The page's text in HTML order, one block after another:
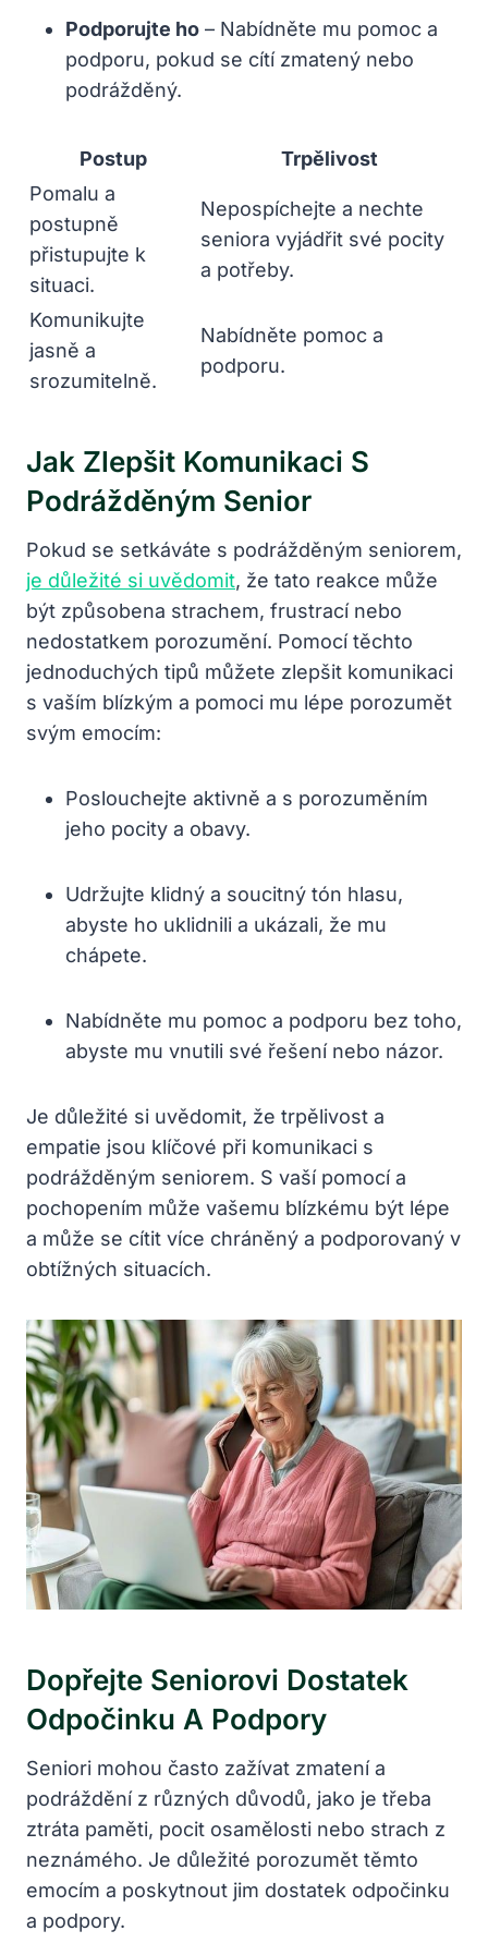
Podporujte ho – Nabídněte mu pomoc a
podporu, pokud se cítí zmatený nebo
podrážděný.
Postup
Trpělivost
Pomalu a
postupně
přistupujte k
situaci.
Nepospíchejte a nechte
seniora vyjádřit své pocity
a potřeby.
Komunikujte
jasně a
srozumitelně.
Nabídněte pomoc a
podporu.
Jak Zlepšit Komunikaci S
Podrážděným Senior
Pokud se setkáváte s podrážděným seniorem,
je důležité si uvědomit, že tato reakce může
být způsobena strachem, frustrací nebo
nedostatkem porozumění. Pomocí těchto
jednoduchých tipů můžete zlepšit komunikaci
s vaším blízkým a pomoci mu lépe porozumět
svým emocím:
Poslouchejte aktivně a s porozuměním
jeho pocity a obavy.
Udržujte klidný a soucitný tón hlasu,
abyste ho uklidnili a ukázali, že mu
chápete.
Nabídněte mu pomoc a podporu bez toho,
abyste mu vnutili své řešení nebo názor.
Je důležité si uvědomit, že trpělivost a
empatie jsou klíčové při komunikaci s
podrážděným seniorem. S vaší pomocí a
pochopením může vašemu blízkému být lépe
a může se cítit více chráněný a podporovaný v
obtížných situacích.
Dopřejte Seniorovi Dostatek
Odpočinku A Podpory
Seniori mohou často zažívat zmatení a
podráždění z různých důvodů, jako je třeba
ztráta paměti, pocit osamělosti nebo strach z
neznámého. Je důležité porozumět těmto
emocím a poskytnout jim dostatek odpočinku
a podpory.